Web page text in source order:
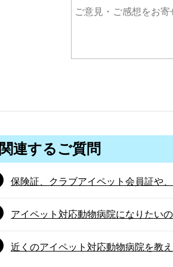
関連するご質問
保険証、クラブアイペット会員証や
アイペット対応動物病院になりたい
近くのアイペット対応動物病院を教え